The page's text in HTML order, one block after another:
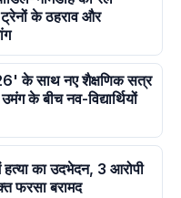
के ठहराव और
के साथ नए शैक्षणिक सत्र
के बीच नव-विद्यार्थियों
हत्या का उदभेदन, 3 आरोपी
फरसा बरामद